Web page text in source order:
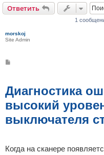
Ответить
1
morskoj
Site Admin
щ
н
и
е
Диагностика
высокий
выключателя
Когда на сканере